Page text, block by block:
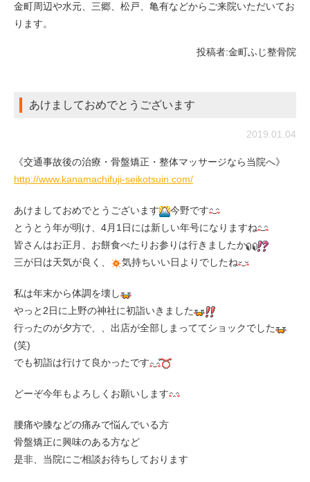
金町周辺や水元、三郷、松戸、亀有などからご来院いただいてお
ります。
投稿者:金町ふじ整骨院
あけましておめでとうございます
2019.01.04
《交通事故後の治療・骨盤矯正・整体マッサージなら当院へ》
http://www.kanamachifuji-seikotsuin.com/
あけましておめでとうございます
今野です
とうとう年が明け、4月1日には新しい年号になりますね
皆さんはお正月、お餅食べたりお参りは行きましたか
三が日は天気が良く、
気持ちいい日よりでしたね
私は年末から体調を壊し
やっと2日に上野の神社に初詣いきました
行ったのが夕方で、、出店が全部しまっててショックでした
(笑)
でも初詣は行けて良かったです
どーぞ今年もよろしくお願いします
腰痛や膝などの痛みで悩んでいる方
骨盤矯正に興味のある方など
是非、当院にご相談お待ちしております